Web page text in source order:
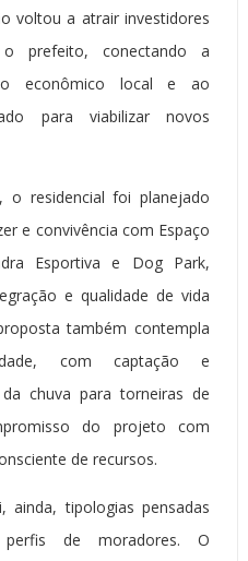
voltou a atrair investidores
o prefeito, conectando a
econômico local e ao
para viabilizar novos
residencial foi planejado
e convivência com Espaço
Esportiva e Dog Park,
e qualidade de vida
também contempla
com captação e
chuva para torneiras de
do projeto com
de recursos.
ainda, tipologias pensadas
de moradores. O